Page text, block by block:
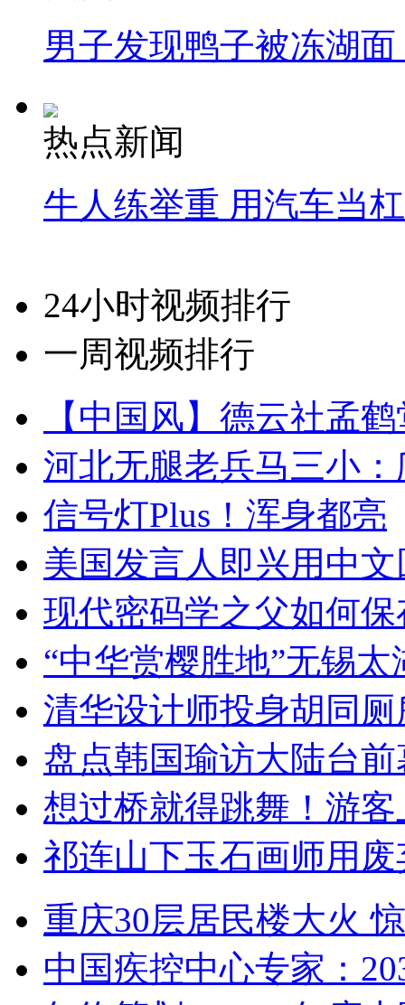
男子发现鸭子被冻湖
热点新闻
牛人练举重 用汽车当
24小时视频排行
一周视频排行
【中国风】德云社孟
河北无腿老兵马三小
信号灯Plus！浑身都亮
美国发言人即兴用中
现代密码学之父如何
“中华赏樱胜地”无锡
清华设计师投身胡同
盘点韩国瑜访大陆台
想过桥就得跳舞！游客
祁连山下玉石画师用
重庆30层居民楼大火
中国疾控中心专家：